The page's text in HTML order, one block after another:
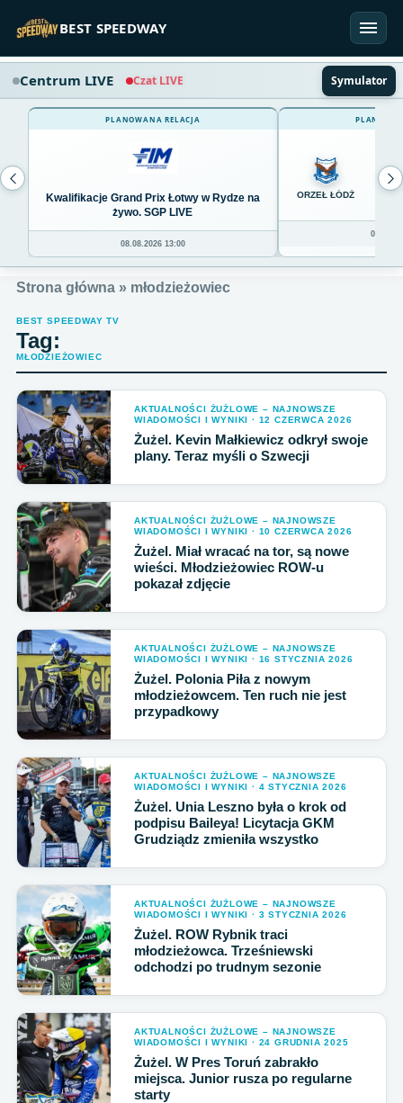
BEST SPEEDWAY
Centrum LIVE Czat LIVE Symulator
PLANOWANA RELACJA
Kwalifikacje Grand Prix Łotwy w Rydze na
żywo. SGP LIVE
08.08.2026 13:00
ORZEŁ ŁÓDŹ
0
Strona główna » młodzieżowiec
BEST SPEEDWAY TV
Tag:
MŁODZIEŻOWIEC
AKTUALNOŚCI ŻUŻLOWE – NAJNOWSZE
WIADOMOŚCI I WYNIKI · 12 CZERWCA 2026
Żużel. Kevin Małkiewicz odkrył swoje
plany. Teraz myśli o Szwecji
AKTUALNOŚCI ŻUŻLOWE – NAJNOWSZE
WIADOMOŚCI I WYNIKI · 10 CZERWCA 2026
Żużel. Miał wracać na tor, są nowe
wieści. Młodzieżowiec ROW-u
pokazał zdjęcie
AKTUALNOŚCI ŻUŻLOWE – NAJNOWSZE
WIADOMOŚCI I WYNIKI · 16 STYCZNIA 2026
Żużel. Polonia Piła z nowym
młodzieżowcem. Ten ruch nie jest
przypadkowy
AKTUALNOŚCI ŻUŻLOWE – NAJNOWSZE
WIADOMOŚCI I WYNIKI · 4 STYCZNIA 2026
Żużel. Unia Leszno była o krok od
podpisu Baileya! Licytacja GKM
Grudziądz zmieniła wszystko
AKTUALNOŚCI ŻUŻLOWE – NAJNOWSZE
WIADOMOŚCI I WYNIKI · 3 STYCZNIA 2026
Żużel. ROW Rybnik traci
młodzieżowca. Trześniewski
odchodzi po trudnym sezonie
AKTUALNOŚCI ŻUŻLOWE – NAJNOWSZE
WIADOMOŚCI I WYNIKI · 24 GRUDNIA 2025
Żużel. W Pres Toruń zabrakło
miejsca. Junior rusza po regularne
starty